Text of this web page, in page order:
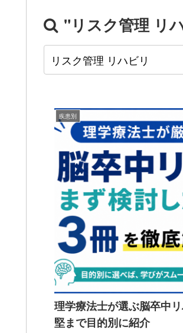
"リスク管理 リ
疾患別
理学療法士が選ぶ脳卒中
堅まで目的別に紹介